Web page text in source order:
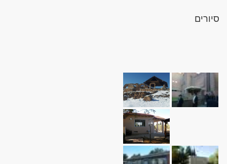
סיורים